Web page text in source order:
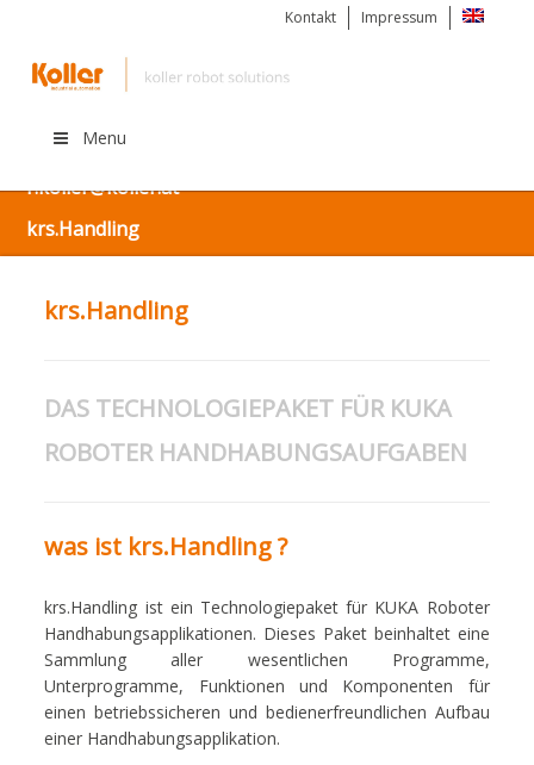
Impressum
Kontakt
Menu
r.koller@koller.at
krs.Handling
krs.Handling
DAS TECHNOLOGIEPAKET FÜR KUKA
ROBOTER HANDHABUNGSAUFGABEN
was ist krs.Handling ?
krs.Handling ist ein Technologiepaket für KUKA Roboter
Handhabungsapplikationen. Dieses Paket beinhaltet eine
Sammlung aller wesentlichen Programme,
Unterprogramme, Funktionen und Komponenten für
einen betriebssicheren und bedienerfreundlichen Aufbau
einer Handhabungsapplikation.